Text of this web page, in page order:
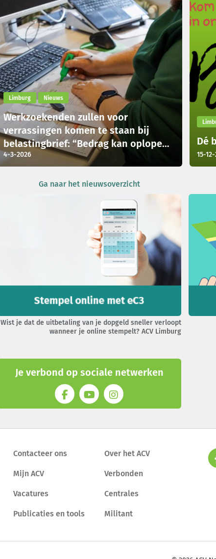
Limburg Nieuws
Werkzoekenden zullen voor
verrassingen komen te staan bij
belastingbrief: “Bedrag kan oplopen
tot bijna 6000 euro”
4-3-2026
Dé
15-
Ga naar het nieuwsoverzicht
Wist je dat de uitbetaling van je dopgeld sneller verloopt
wanneer je online stempelt? ACV Limburg
Je verbond op sociale netwerken
Contacteer ons
Mijn ACV
Vacatures
Publicaties en tools
Over het ACV
Verbonden
Centrales
Militant